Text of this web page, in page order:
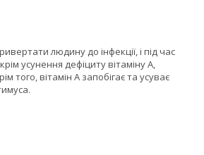
людину до інфекції, і під час
усунення дефіциту вітаміну А,
того, вітамін А запобігає та усуває